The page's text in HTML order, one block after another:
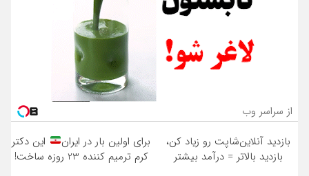
از سراسر وب
بازدید آنلاین‌شاپت رو زیاد کن،
بازدید بالاتر = درآمد بیشتر
برای اولین بار در ایران
این دکتر
کرم ترمیم کننده 23 روزه ساخت!